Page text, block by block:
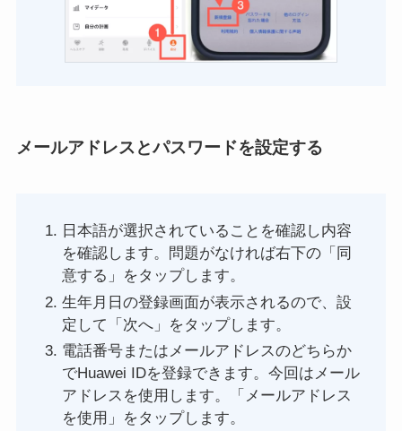
メールアドレスとパスワードを設定する
日本語が選択されていることを確認し内容
を確認します。問題がなければ右下の「同
意する」をタップします。
生年月日の登録画面が表示されるので、設
定して「次へ」をタップします。
電話番号またはメールアドレスのどちらか
でHuawei IDを登録できます。今回はメール
アドレスを使用します。「メールアドレス
を使用」をタップします。